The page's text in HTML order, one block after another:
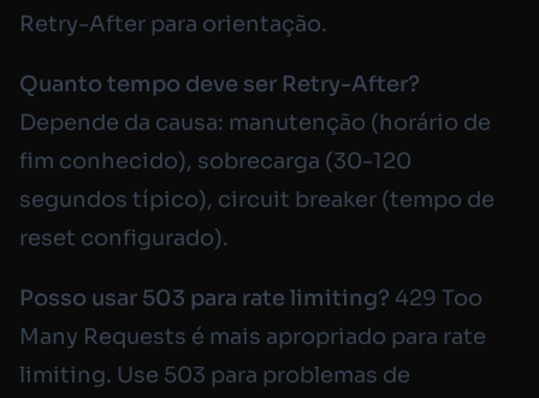
Retry-After para orientação.
Quanto tempo deve ser Retry-After?
Depende da causa: manutenção (horário de
fim conhecido), sobrecarga (30-120
segundos típico), circuit breaker (tempo de
reset configurado).
Posso usar 503 para rate limiting? 429 Too
Many Requests é mais apropriado para rate
limiting. Use 503 para problemas de